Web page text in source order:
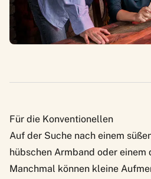
Für die Konventionellen
Auf der Suche nach einem
hübschen Armband oder einem
Manchmal können kleine